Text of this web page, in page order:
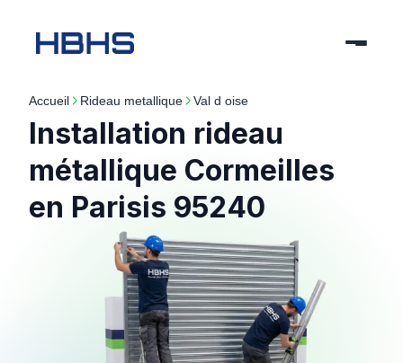
Accueil rideau metallique val d oise
Installation rideau
métallique Cormeilles
en Parisis 95240